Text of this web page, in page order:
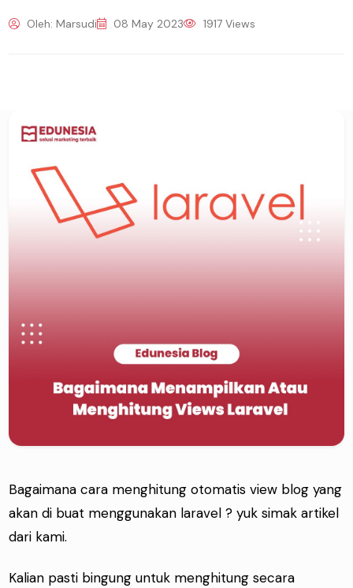
Oleh: Marsudi 08 May 2023 1917 Views
Bagaimana cara menghitung otomatis view blog yang
akan di buat menggunakan laravel ? yuk simak artikel
dari kami.
Kalian pasti bingung untuk menghitung secara